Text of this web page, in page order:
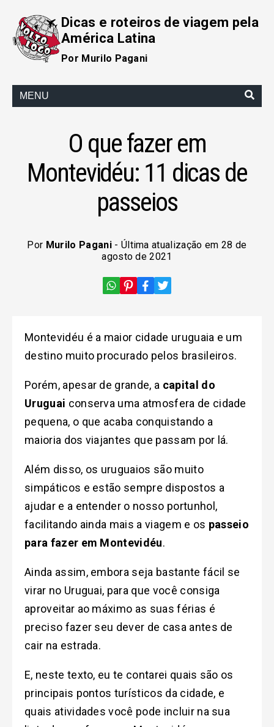
Dicas e roteiros de viagem pela
América Latina
Por Murilo Pagani
MENU
O que fazer em
Montevidéu: 11 dicas de
passeios
Por Murilo Pagani- Última atualização em 28 de
agosto de 2021
Montevidéu é a maior cidade uruguaia e um
destino muito procurado pelos brasileiros.
Porém, apesar de grande, a capital do
Uruguai conserva uma atmosfera de cidade
pequena, o que acaba conquistando a
maioria dos viajantes que passam por lá.
Além disso, os uruguaios são muito
simpáticos e estão sempre dispostos a
ajudar e a entender o nosso portunhol,
facilitando ainda mais a viagem e os passeio
para fazer em Montevidéu.
Ainda assim, embora seja bastante fácil se
virar no Uruguai, para que você consiga
aproveitar ao máximo as suas férias é
preciso fazer seu dever de casa antes de
cair na estrada.
E, neste texto, eu te contarei quais são os
principais pontos turísticos da cidade, e
quais atividades você pode incluir na sua